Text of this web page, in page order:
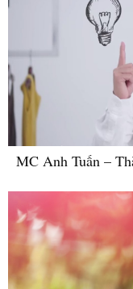
MC Anh Tuấn –